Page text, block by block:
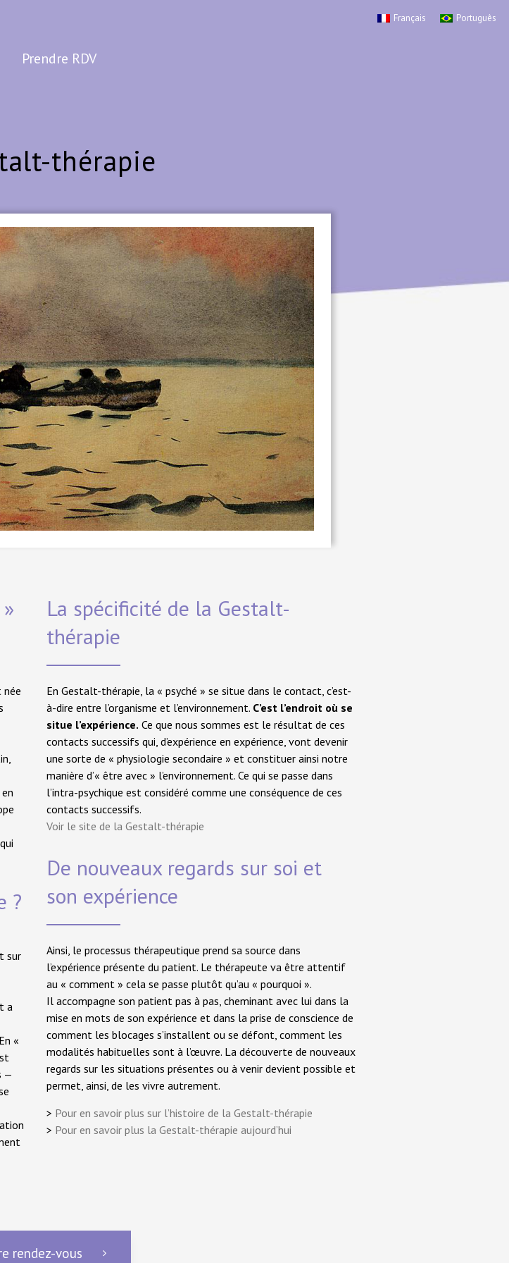
Français Português
Prendre RDV
thérapie
née
?
sur
a
«
—
La spécificité de la Gestalt-
thérapie
En Gestalt-thérapie, la « psyché » se situe dans le contact, c’est-
à-dire entre l’organisme et l’environnement. C’est l’endroit où se
situe l’expérience. Ce que nous sommes est le résultat de ces
contacts successifs qui, d’expérience en expérience, vont devenir
une sorte de « physiologie secondaire » et constituer ainsi notre
manière d’« être avec » l’environnement. Ce qui se passe dans
l’intra-psychique est considéré comme une conséquence de ces
contacts successifs.
Voir le site de la Gestalt-thérapie
De nouveaux regards sur soi et
son expérience
Ainsi, le processus thérapeutique prend sa source dans
l’expérience présente du patient. Le thérapeute va être attentif
au « comment » cela se passe plutôt qu’au « pourquoi ».
Il accompagne son patient pas à pas, cheminant avec lui dans la
mise en mots de son expérience et dans la prise de conscience de
comment les blocages s’installent ou se défont, comment les
modalités habituelles sont à l’œuvre. La découverte de nouveaux
regards sur les situations présentes ou à venir devient possible et
permet, ainsi, de les vivre autrement.
> Pour en savoir plus sur l’histoire de la Gestalt-thérapie
> Pour en savoir plus la Gestalt-thérapie aujourd’hui
rendez-vous